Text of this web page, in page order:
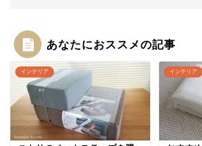
あなたにおススメの記事
インテリア インテリア